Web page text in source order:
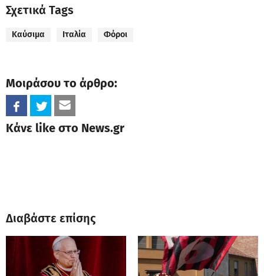
Σχετικά Tags
Καύσιμα Ιταλία Φόροι
Μοιράσου το άρθρο:
Κάνε like στο News.gr
Διαβάστε επίσης